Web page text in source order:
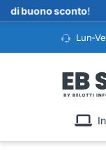
sconto!
Lun-